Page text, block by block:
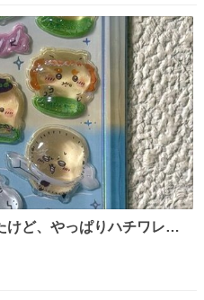
けど、やっぱりハチワレの
るちいかわの「エ゛ッ!?(い
よぉ)」が面白すぎる。